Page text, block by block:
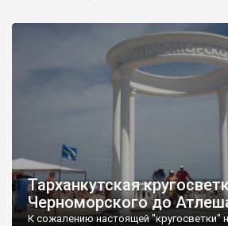
Тарханкутская
Черноморского до
К сожалению настоящей "кругосветки"